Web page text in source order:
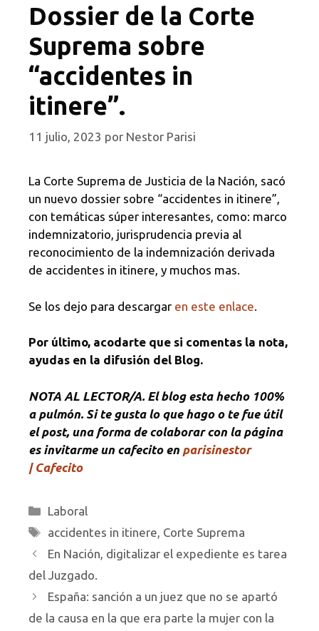
Dossier de la Corte
Suprema sobre
“accidentes in
itinere”.
11 julio, 2023 por Nestor Parisi
La Corte Suprema de Justicia de la Nación, sacó
un nuevo dossier sobre “accidentes in itinere”,
con temáticas súper interesantes, como: marco
indemnizatorio, jurisprudencia previa al
reconocimiento de la indemnización derivada
de accidentes in itinere, y muchos mas.
Se los dejo para descargar en este enlace
Por último, acodarte que si comentas la nota,
ayudas en la difusión del Blog.
NOTA AL LECTOR/A. El blog esta hecho 100%
a pulmón. Si te gusta lo que hago o te fue útil
el post, una forma de colaborar con la página
es invitarme un cafecito en parisinestor
| Cafecito
Categorías
Laboral
Etiquetas
accidentes in itinere Corte Suprema
En Nación, digitalizar el expediente es tarea
del Juzgado.
España: sanción a un juez que no se apartó
de la causa en la que era parte la mujer con la